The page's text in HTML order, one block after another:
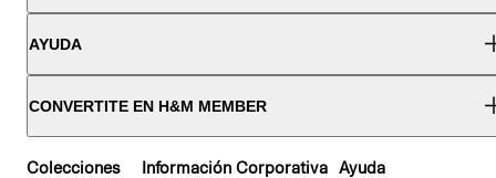
AYUDA
CONVERTITE EN H&M MEMBER
Colecciones Información Corporativa Ayuda